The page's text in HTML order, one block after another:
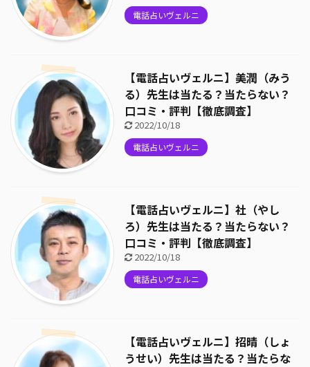
電話占いヴェルニ
【電話占いヴェルニ】美潤（みう
る）先生は当たる？当たらない？
口コミ・評判【徹底調査】
2022/10/18
電話占いヴェルニ
【電話占いヴェルニ】社（やし
ろ）先生は当たる？当たらない？
口コミ・評判【徹底調査】
2022/10/18
電話占いヴェルニ
【電話占いヴェルニ】招晴（しょ
うせい）先生は当たる？当たらな